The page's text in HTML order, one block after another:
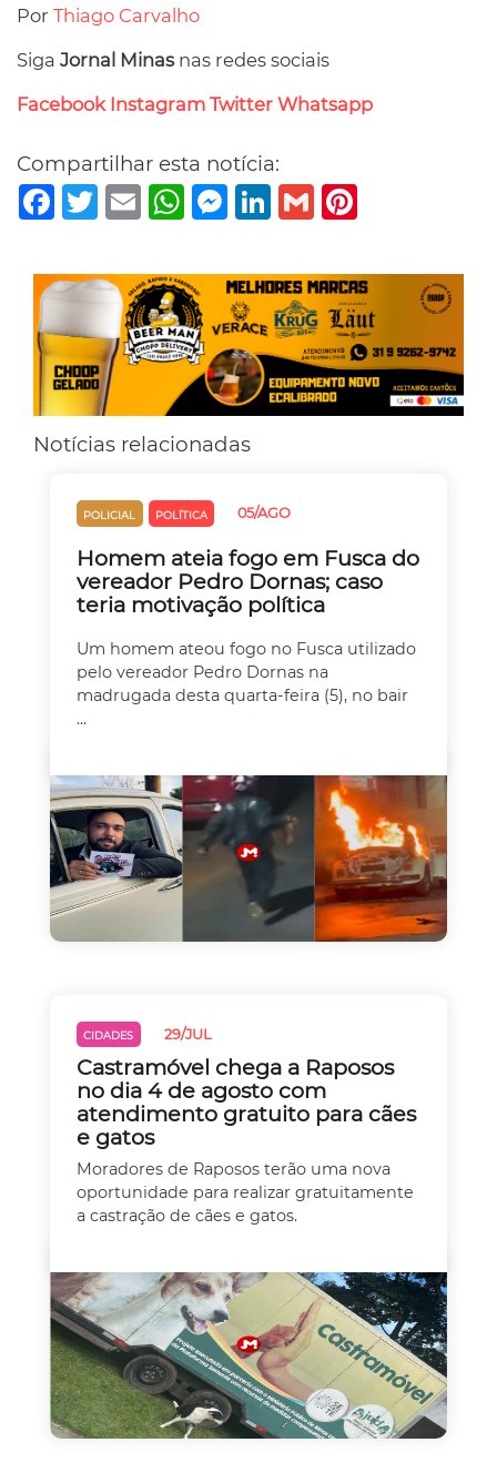
Por Thiago Carvalho
Siga Jornal Minasnas redes sociais
Facebook Instagram Twitter Whatsapp
Compartilhar esta notícia:
Facebook
TwitterEmail WhatsAppMessenger
LinkedIn
Gmail
Notícias relacionadas
POLICIAL POLÍTICA 05/AGO
Homem ateia fogo em Fusca do
vereador Pedro Dornas; caso
teria motivação política
Um homem ateou fogo no Fusca utilizado
pelo vereador Pedro Dornas na
madrugada desta quarta-feira (5), no bair
...
CIDADES 29/JUL
Castramóvel chega a Raposos
no dia 4 de agosto com
atendimento gratuito para cães
e gatos
Moradores de Raposos terão uma nova
oportunidade para realizar gratuitamente
a castração de cães e gatos.